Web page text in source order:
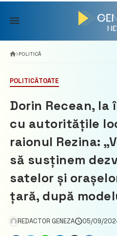
Skip
content
POLITICĂ
POLITICĂTOATE
Dorin Recean,
cu autoritățile
raionul Rezina:
să susținem
satelor și
țară, după
REDACTOR GENEZA 05/09/